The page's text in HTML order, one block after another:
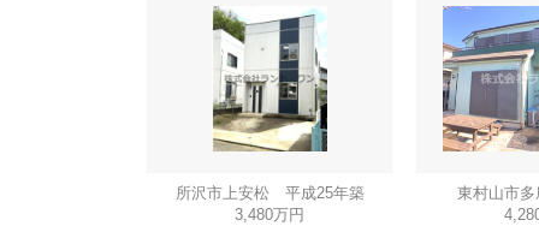
所沢市上安松 平成25年築
3,480万円
東村山市